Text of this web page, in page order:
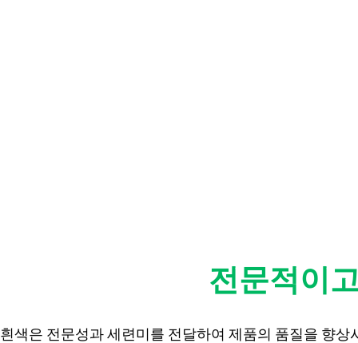
전문적이
흰색은 전문성과 세련미를 전달하여 제품의 품질을 향